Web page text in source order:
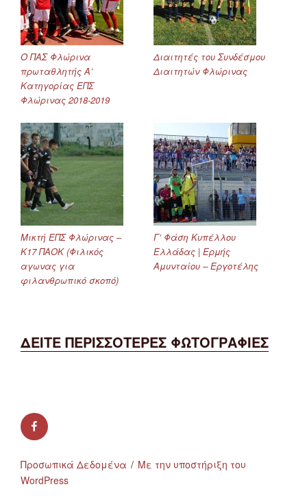
Ο ΠΑΣ Φλώρινα
πρωταθλητής Α’
Κατηγορίας ΕΠΣ
Φλώρινας 2018-2019
Διαιτητές του Συνδέσμου
Διαιτητών Φλώρινας
Μικτή ΕΠΣ Φλώρινας –
Κ17 ΠΑΟΚ (Φιλικός
αγωνας για
φιλανθρωπικό σκοπό)
Γ’ Φάση Κυπέλλου
Ελλάδας | Ερμής
Αμυνταίου – Εργοτέλης
ΔΕΙΤΕ ΠΕΡΙΣΣΟΤΕΡΕΣ ΦΩΤΟΓΡΑΦΙΕΣ
facebook
Προσωπικά Δεδομένα
Με την υποστήριξη του
WordPress